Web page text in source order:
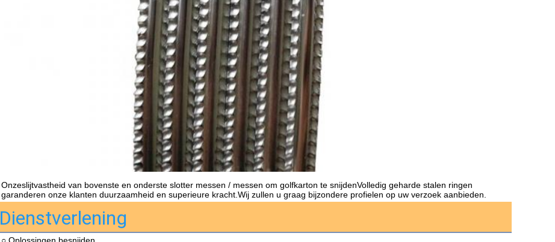
Onzeslijtvastheid van bovenste en onderste slotter messen / messen om golfkarton te snijdenVolledig geharde stalen ringen
garanderen onze klanten duurzaamheid en superieure kracht.Wij zullen u graag bijzondere profielen op uw verzoek aanbieden.
Dienstverlening